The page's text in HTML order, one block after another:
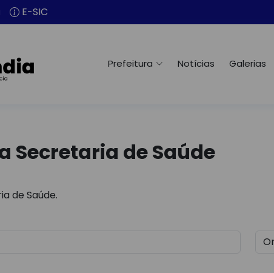
E-SIC
Prefeitura Notícias Galerias
Secretaria de Saúde
de Saúde.